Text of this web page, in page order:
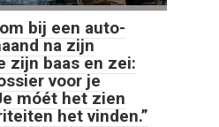
bij een auto-
na zijn
zijn baas en zei:
voor je
móét het zien
het vinden.”